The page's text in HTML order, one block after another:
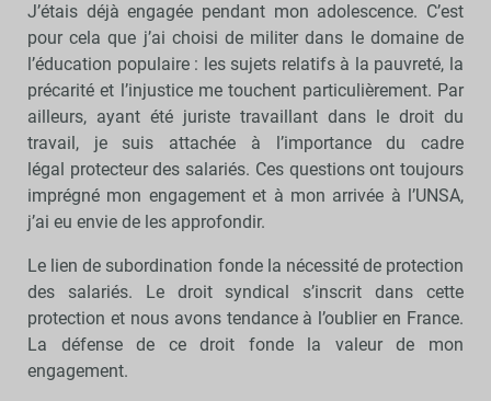
J’étais déjà engagée pendant mon adolescence. C’est
pour cela que j’ai choisi de militer dans le domaine de
l’éducation populaire : les sujets relatifs à la pauvreté, la
précarité et l’injustice me touchent particulièrement. Par
ailleurs, ayant été juriste travaillant dans le droit du
travail, je suis attachée à l’importance du cadre
légal protecteur des salariés. Ces questions ont toujours
imprégné mon engagement et à mon arrivée à l’UNSA,
j’ai eu envie de les approfondir.
Le lien de subordination fonde la nécessité de protection
des salariés. Le droit syndical s’inscrit dans cette
protection et nous avons tendance à l’oublier en France.
La défense de ce droit fonde la valeur de mon
engagement.